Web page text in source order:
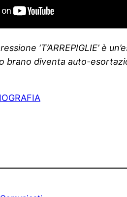
‘T’ARREPIGLIE’
brano diventa auto-